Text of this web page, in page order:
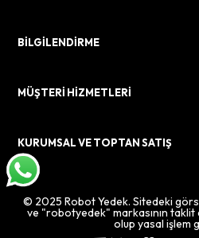
BİLGİLENDİRME
MÜŞTERİ HİZMETLERİ
KURUMSAL VE TOPTAN SATIŞ
© 2025 Robot Yedek. Sitedeki
ve "robotyedek" markasının taklit
olup yasal işlem